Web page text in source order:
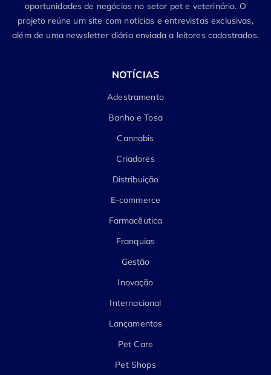
oportunidades de negócios no setor pet e veterinário. O
projeto reúne um site com notícias e entrevistas exclusivas,
além de uma newsletter diária enviada a leitores cadastrados.
NOTÍCIAS
Adestramento
Banho e Tosa
Cannabis
Criadores
Distribuição
E-commerce
Farmacêutica
Franquias
Gestão
Inovação
Internacional
Lançamentos
Pet Care
Pet Shops